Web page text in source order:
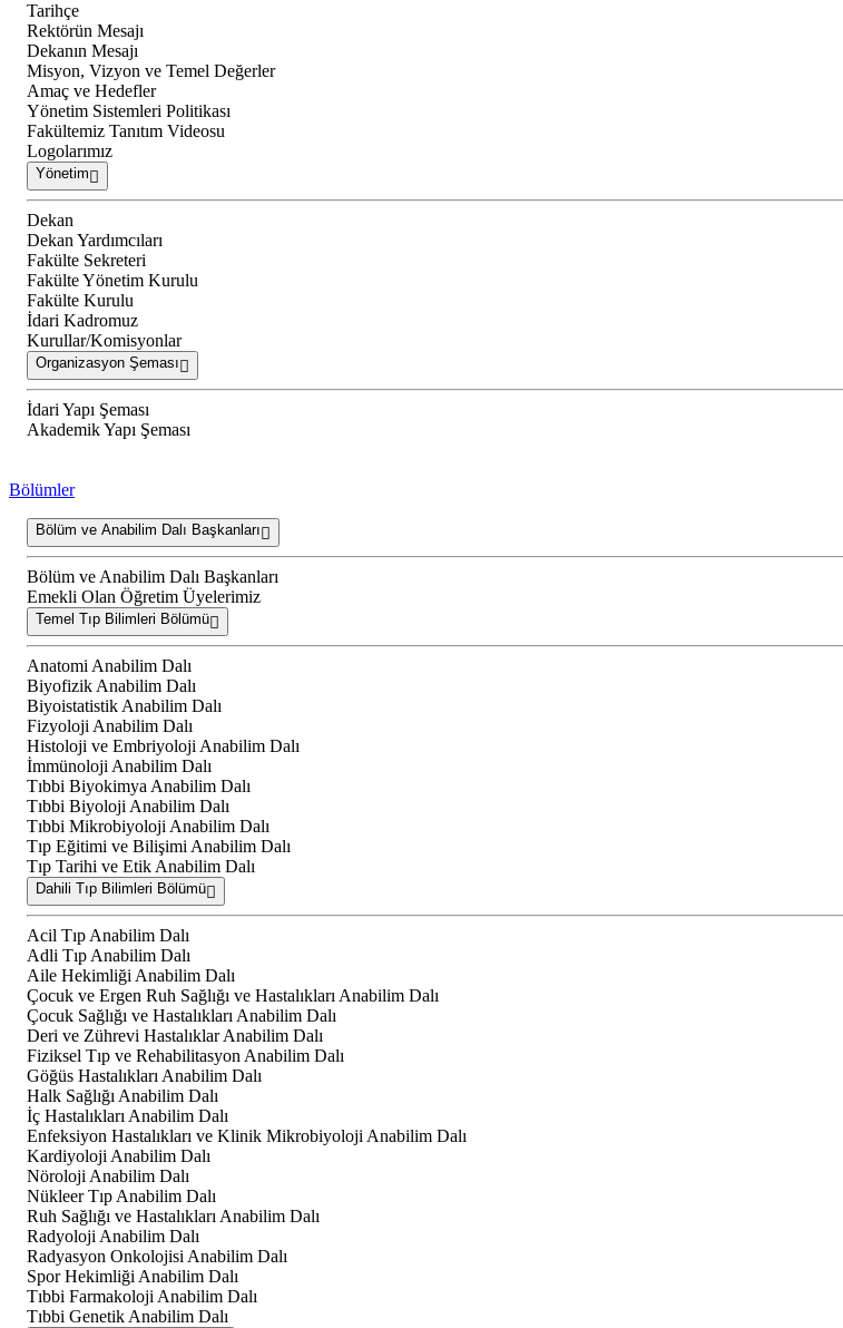
Tarihçe
Rektörün Mesajı
Dekanın Mesajı
Misyon, Vizyon ve Temel Değerler
Amaç ve Hedefler
Yönetim Sistemleri Politikası
Fakültemiz Tanıtım Videosu
Logolarımız
Yönetim
Dekan
Dekan Yardımcıları
Fakülte Sekreteri
Fakülte Yönetim Kurulu
Fakülte Kurulu
İdari Kadromuz
Kurullar/Komisyonlar
Organizasyon Şeması
İdari Yapı Şeması
Akademik Yapı Şeması
Bölümler
Bölüm ve Anabilim Dalı Başkanları
Bölüm ve Anabilim Dalı Başkanları
Emekli Olan Öğretim Üyelerimiz
Temel Tıp Bilimleri Bölümü
Anatomi Anabilim Dalı
Biyofizik Anabilim Dalı
Biyoistatistik Anabilim Dalı
Fizyoloji Anabilim Dalı
Histoloji ve Embriyoloji Anabilim Dalı
İmmünoloji Anabilim Dalı
Tıbbi Biyokimya Anabilim Dalı
Tıbbi Biyoloji Anabilim Dalı
Tıbbi Mikrobiyoloji Anabilim Dalı
Tıp Eğitimi ve Bilişimi Anabilim Dalı
Tıp Tarihi ve Etik Anabilim Dalı
Dahili Tıp Bilimleri Bölümü
Acil Tıp Anabilim Dalı
Adli Tıp Anabilim Dalı
Aile Hekimliği Anabilim Dalı
Çocuk ve Ergen Ruh Sağlığı ve Hastalıkları Anabilim Dalı
Çocuk Sağlığı ve Hastalıkları Anabilim Dalı
Deri ve Zührevi Hastalıklar Anabilim Dalı
Fiziksel Tıp ve Rehabilitasyon Anabilim Dalı
Göğüs Hastalıkları Anabilim Dalı
Halk Sağlığı Anabilim Dalı
İç Hastalıkları Anabilim Dalı
Enfeksiyon Hastalıkları ve Klinik Mikrobiyoloji Anabilim Dalı
Kardiyoloji Anabilim Dalı
Nöroloji Anabilim Dalı
Nükleer Tıp Anabilim Dalı
Ruh Sağlığı ve Hastalıkları Anabilim Dalı
Radyoloji Anabilim Dalı
Radyasyon Onkolojisi Anabilim Dalı
Spor Hekimliği Anabilim Dalı
Tıbbi Farmakoloji Anabilim Dalı
Tıbbi Genetik Anabilim Dalı